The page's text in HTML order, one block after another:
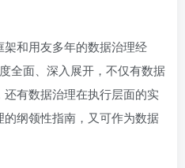
和用友多年的数据治理经
全面、深入展开，不仅有数据
有数据治理在执行层面的实
纲领性指南，又可作为数据